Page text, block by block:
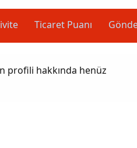
Ticaret Puanı
profili hakkında henüz